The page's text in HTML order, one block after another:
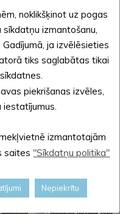
pašvaldības tīmekļa
vērā Ietekmes uz
valsts biroja
rezultāti, kā arī
novada teritorijas
Nākošā ziņa →
noklikšķinot uz pogas
izmantošanu,
Gadījumā, ja izvēlēsieties
tiks saglabātas tikai
piekrišanas izvēles,
iestatījumus.
izmantotajām
saites "Sīkdatņu politika"
Nepiekrītu